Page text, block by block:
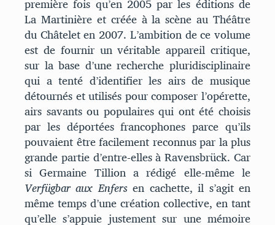
première fois qu’en 2005 par les éditions de
La Martinière et créée à la scène au Théâtre
du Châtelet en 2007. L’ambition de ce volume
est de fournir un véritable appareil critique,
sur la base d’une recherche pluridisciplinaire
qui a tenté d’identifier les airs de musique
détournés et utilisés pour composer l’opérette,
airs savants ou populaires qui ont été choisis
par les déportées francophones parce qu’ils
pouvaient être facilement reconnus par la plus
grande partie d’entre-elles à Ravensbrück. Car
si Germaine Tillion a rédigé elle-même le
Verfügbar aux Enfersen cachette, il s’agit en
même temps d’une création collective, en tant
qu’elle s’appuie justement sur une mémoire